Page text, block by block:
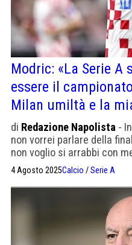
Modric: «La Serie A
essere il
Milan umiltà e la
di Redazione Napolista -
non vorrei parlare della
non voglio si arrabbi con
4 Agosto 2025Calcio /Serie A